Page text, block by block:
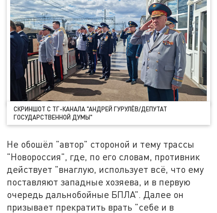
СКРИНШОТ С ТГ-КАНАЛА "АНДРЕЙ ГУРУЛЁВ/ДЕПУТАТ
ГОСУДАРСТВЕННОЙ ДУМЫ"
Не обошёл "автор" стороной и тему трассы
"Новороссия", где, по его словам, противник
действует "внаглую, использует всё, что ему
поставляют западные хозяева, и в первую
очередь дальнобойные БПЛА". Далее он
призывает прекратить врать "себе и в